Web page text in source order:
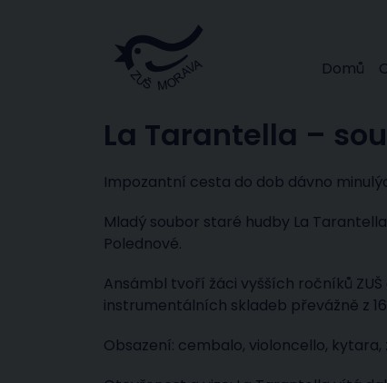
Domů
La Tarantella –
Impozantní cesta do dob dávno
Mladý soubor staré hudby La
Polednové.
Ansámbl tvoří žáci vyšších ročníků
instrumentálních skladeb převážně z
Obsazení: cembalo, violoncello,